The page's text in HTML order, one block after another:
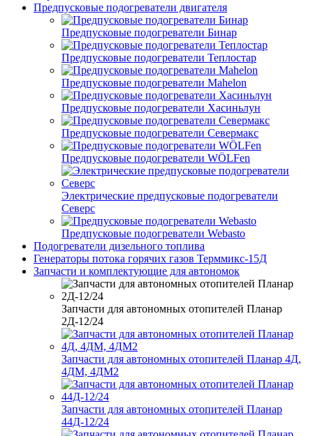
Предпусковые подогреватели двигателя
Предпусковые подогреватели Бинар
Предпусковые подогреватели Теплостар
Предпусковые подогреватели Mahelon
Предпусковые подогреватели Хасиньлун
Предпусковые подогреватели Севермакс
Предпусковые подогреватели WÖLFen
Электрические предпусковые подогреватели
Северс
Предпусковые подогреватели Webasto
Подогреватели дизельного топлива
Генераторы потока горячих газов Терммикс-15Д
Запчасти и комплектующие для автономок
Запчасти для автономных отопителей Планар
2Д-12/24
Запчасти для автономных отопителей Планар 4Д,
4ДМ, 4ДМ2
Запчасти для автономных отопителей Планар
44Д-12/24